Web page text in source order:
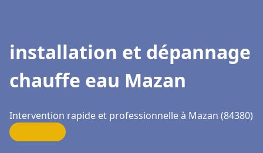
installation et dépannage
chauffe eau Mazan
Intervention rapide et professionnelle à Mazan (84380)